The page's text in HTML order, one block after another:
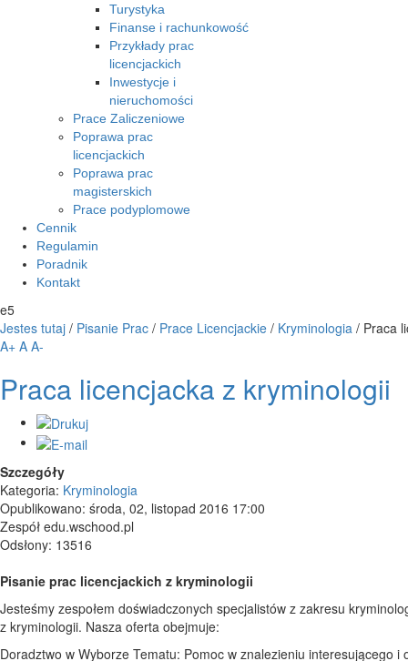
Turystyka
Finanse i rachunkowość
Przykłady prac
licencjackich
Inwestycje i
nieruchomości
Prace Zaliczeniowe
Poprawa prac
licencjackich
Poprawa prac
magisterskich
Prace podyplomowe
Cennik
Regulamin
Poradnik
Kontakt
e5
Jestes tutaj / Pisanie Prac / Prace Licencjackie / Kryminologia / Praca
A+ A A-
Praca licencjacka z kryminologii
Szczegóły
Kategoria: Kryminologia
Opublikowano: środa, 02, listopad 2016 17:00
Zespół edu.wschood.pl
Odsłony: 13516
Pisanie prac licencjackich z kryminologii
Jesteśmy zespołem doświadczonych specjalistów z zakresu
z kryminologii. Nasza oferta obejmuje:
Doradztwo w Wyborze Tematu: Pomoc w znalezieniu interesującego